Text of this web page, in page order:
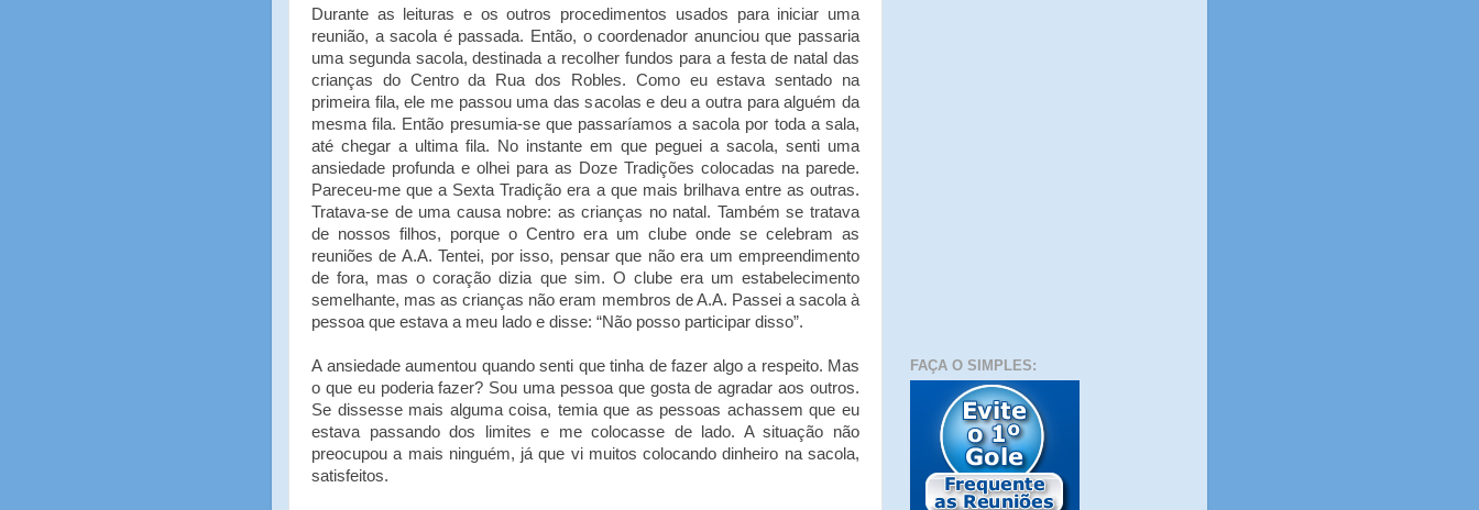
Durante as leituras e os outros procedimentos usados para iniciar uma
reunião, a sacola é passada. Então, o coordenador anunciou que passaria
uma segunda sacola, destinada a recolher fundos para a festa de natal das
crianças do Centro da Rua dos Robles. Como eu estava sentado na
primeira fila, ele me passou uma das sacolas e deu a outra para alguém da
mesma fila. Então presumia-se que passaríamos a sacola por toda a sala,
até chegar a ultima fila. No instante em que peguei a sacola, senti uma
ansiedade profunda e olhei para as Doze Tradições colocadas na parede.
Pareceu-me que a Sexta Tradição era a que mais brilhava entre as outras.
Tratava-se de uma causa nobre: as crianças no natal. Também se tratava
de nossos filhos, porque o Centro era um clube onde se celebram as
reuniões de A.A. Tentei, por isso, pensar que não era um empreendimento
de fora, mas o coração dizia que sim. O clube era um estabelecimento
semelhante, mas as crianças não eram membros de A.A. Passei a sacola à
pessoa que estava a meu lado e disse: “Não posso participar disso”.
A ansiedade aumentou quando senti que tinha de fazer algo a respeito. Mas
o que eu poderia fazer? Sou uma pessoa que gosta de agradar aos outros.
Se dissesse mais alguma coisa, temia que as pessoas achassem que eu
estava passando dos limites e me colocasse de lado. A situação não
preocupou a mais ninguém, já que vi muitos colocando dinheiro na sacola,
satisfeitos.
FAÇA O SIMPLES: